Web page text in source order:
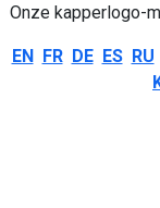
Onze kapperlogo-
EN FR DE ES RU